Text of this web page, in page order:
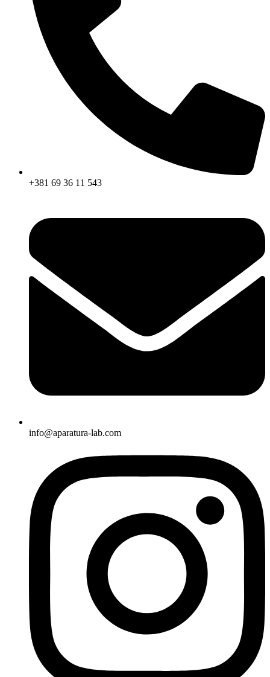
+381 69 36 11 543
info@aparatura-lab.com